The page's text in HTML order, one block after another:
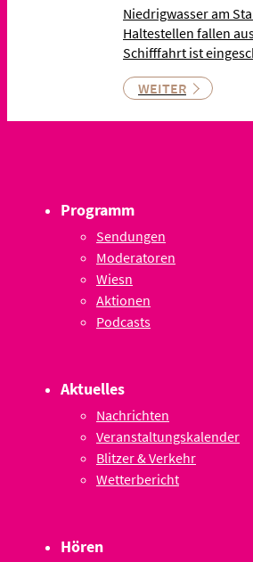
Niedrigwasser am
Haltestellen fallen
Schifffahrt ist
WEITER
Programm
Sendungen
Moderatoren
Wiesn
Aktionen
Podcasts
Aktuelles
Nachrichten
Veranstaltungskalender
Blitzer & Verkehr
Wetterbericht
Hören